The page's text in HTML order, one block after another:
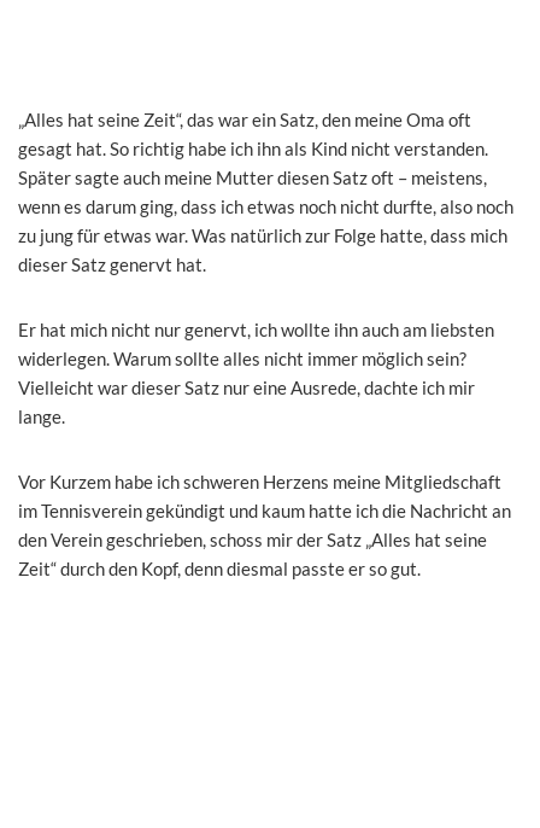
„Alles hat seine Zeit“, das war ein Satz, den meine Oma oft
gesagt hat. So richtig habe ich ihn als Kind nicht verstanden.
Später sagte auch meine Mutter diesen Satz oft – meistens,
wenn es darum ging, dass ich etwas noch nicht durfte, also noch
zu jung für etwas war. Was natürlich zur Folge hatte, dass mich
dieser Satz genervt hat.
Er hat mich nicht nur genervt, ich wollte ihn auch am liebsten
widerlegen. Warum sollte alles nicht immer möglich sein?
Vielleicht war dieser Satz nur eine Ausrede, dachte ich mir
lange.
Vor Kurzem habe ich schweren Herzens meine Mitgliedschaft
im Tennisverein gekündigt und kaum hatte ich die Nachricht an
den Verein geschrieben, schoss mir der Satz „Alles hat seine
Zeit“ durch den Kopf, denn diesmal passte er so gut.